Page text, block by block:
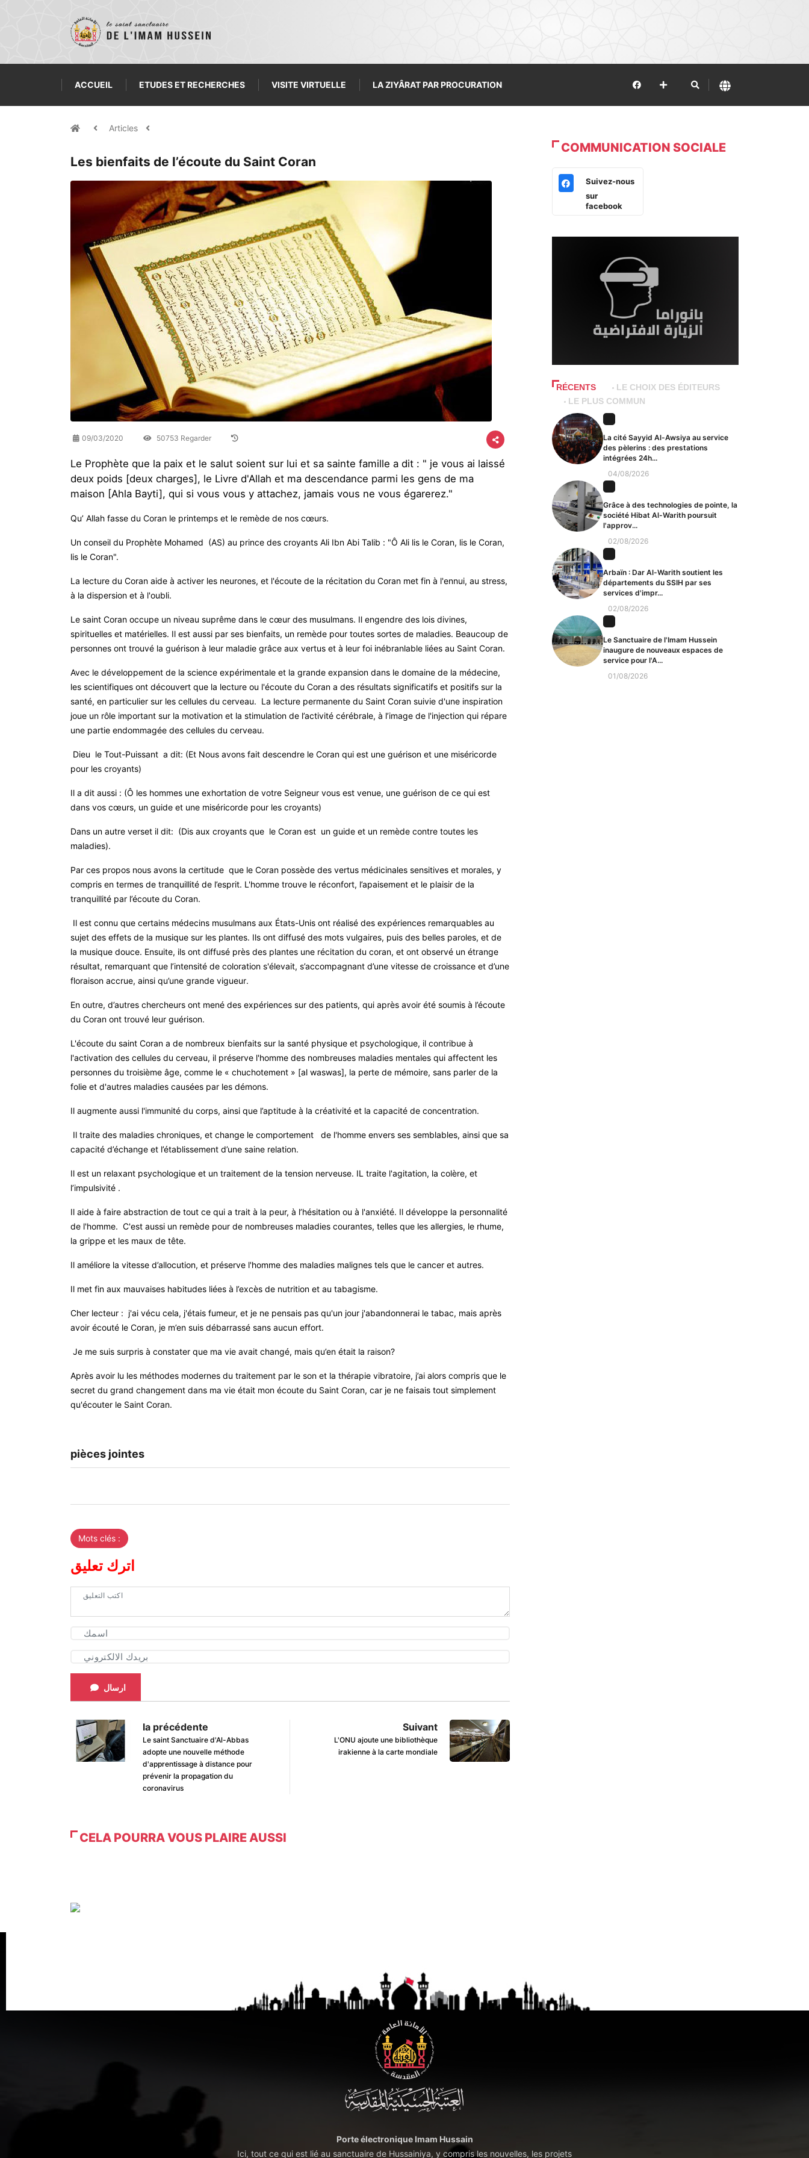
ACCUEIL ETUDES ET RECHERCHES VISITE VIRTUELLE LA ZIYÂRAT PAR PROCURATION
Articles
Les bienfaits de l’écoute du Saint Coran
09/03/2020 50753 Regarder
Le Prophète que la paix et le salut soient sur lui et sa sainte famille a dit : " je vous ai laissé
deux poids [deux charges], le Livre d'Allah et ma descendance parmi les gens de ma
maison [Ahla Bayti], qui si vous vous y attachez, jamais vous ne vous égarerez".
Qu’ Allah fasse du Coran le printemps et le remède de nos cœurs.
Un conseil du Prophète Mohamed (AS) au prince des croyants Ali Ibn Abi Talib : "Ô Ali lis le Coran, lis le Coran,
lis le Coran."
La lecture du Coran aide à activer les neurones, et l'écoute de la récitation du Coran met fin à l'ennui, au stress,
à la dispersion et à l'oubli.
Le saint Coran occupe un niveau suprême dans le cœur des musulmans. Il engendre des lois divines,
spirituelles et matérielles. Il est aussi par ses bienfaits, un remède pour toutes sortes de maladies. Beaucoup de
personnes ont trouvé la guérison à leur maladie grâce aux vertus et à leur foi inébranlable liées au Saint Coran.
Avec le développement de la science expérimentale et la grande expansion dans le domaine de la médecine,
les scientifiques ont découvert que la lecture ou l'écoute du Coran a des résultats significatifs et positifs sur la
santé, en particulier sur les cellules du cerveau. La lecture permanente du Saint Coran suivie d'une inspiration
joue un rôle important sur la motivation et la stimulation de l’activité cérébrale, à l’image de l'injection qui répare
une partie endommagée des cellules du cerveau.
Dieu le Tout-Puissant a dit: (Et Nous avons fait descendre le Coran qui est une guérison et une miséricorde
pour les croyants)
Il a dit aussi : (Ô les hommes une exhortation de votre Seigneur vous est venue, une guérison de ce qui est
dans vos cœurs, un guide et une miséricorde pour les croyants)
Dans un autre verset il dit: (Dis aux croyants que le Coran est un guide et un remède contre toutes les
maladies).
Par ces propos nous avons la certitude que le Coran possède des vertus médicinales sensitives et morales, y
compris en termes de tranquillité de l’esprit. L'homme trouve le réconfort, l’apaisement et le plaisir de la
tranquillité par l’écoute du Coran.
Il est connu que certains médecins musulmans aux États-Unis ont réalisé des expériences remarquables au
sujet des effets de la musique sur les plantes. Ils ont diffusé des mots vulgaires, puis des belles paroles, et de
la musique douce. Ensuite, ils ont diffusé près des plantes une récitation du coran, et ont observé un étrange
résultat, remarquant que l’intensité de coloration s'élevait, s’accompagnant d’une vitesse de croissance et d’une
floraison accrue, ainsi qu’une grande vigueur.
En outre, d’autres chercheurs ont mené des expériences sur des patients, qui après avoir été soumis à l’écoute
du Coran ont trouvé leur guérison.
L'écoute du saint Coran a de nombreux bienfaits sur la santé physique et psychologique, il contribue à
l'activation des cellules du cerveau, il préserve l'homme des nombreuses maladies mentales qui affectent les
personnes du troisième âge, comme le « chuchotement » [al waswas], la perte de mémoire, sans parler de la
folie et d'autres maladies causées par les démons.
Il augmente aussi l'immunité du corps, ainsi que l’aptitude à la créativité et la capacité de concentration.
Il traite des maladies chroniques, et change le comportement de l'homme envers ses semblables, ainsi que sa
capacité d’échange et l’établissement d’une saine relation.
Il est un relaxant psychologique et un traitement de la tension nerveuse. IL traite l'agitation, la colère, et
l’impulsivité .
Il aide à faire abstraction de tout ce qui a trait à la peur, à l’hésitation ou à l'anxiété. Il développe la personnalité
de l'homme. C'est aussi un remède pour de nombreuses maladies courantes, telles que les allergies, le rhume,
la grippe et les maux de tête.
Il améliore la vitesse d’allocution, et préserve l'homme des maladies malignes tels que le cancer et autres.
Il met fin aux mauvaises habitudes liées à l’excès de nutrition et au tabagisme.
Cher lecteur : j'ai vécu cela, j'étais fumeur, et je ne pensais pas qu'un jour j'abandonnerai le tabac, mais après
avoir écouté le Coran, je m’en suis débarrassé sans aucun effort.
Je me suis surpris à constater que ma vie avait changé, mais qu’en était la raison?
Après avoir lu les méthodes modernes du traitement par le son et la thérapie vibratoire, j’ai alors compris que le
secret du grand changement dans ma vie était mon écoute du Saint Coran, car je ne faisais tout simplement
qu'écouter le Saint Coran.
pièces jointes
Mots clés :
اترك تعليق
ارسال
la précédente
Le saint Sanctuaire d'Al-Abbas
adopte une nouvelle méthode
d'apprentissage à distance pour
prévenir la propagation du
coronavirus
Suivant
L'ONU ajoute une bibliothèque
irakienne à la carte mondiale
CELA POURRA VOUS PLAIRE AUSSI
COMMUNICATION SOCIALE
Suivez-nous
sur
facebook
RÉCENTS
LE CHOIX DES ÉDITEURS
LE PLUS COMMUN
La cité Sayyid Al-Awsiya au service
des pèlerins : des prestations
intégrées 24h...
04/08/2026
Grâce à des technologies de pointe, la
société Hibat Al-Warith poursuit
l'approv...
02/08/2026
Arbaïn : Dar Al-Warith soutient les
départements du SSIH par ses
services d'impr...
02/08/2026
Le Sanctuaire de l'Imam Hussein
inaugure de nouveaux espaces de
service pour l'A...
01/08/2026
Porte électronique Imam Hussain
Ici, tout ce qui est lié au sanctuaire de Hussainiya, y compris les nouvelles, les projets